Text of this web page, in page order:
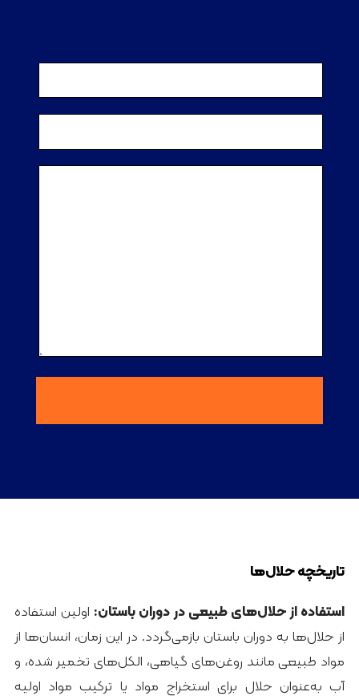
تاریخچه حلال‌ها
استفاده از حلال‌های طبیعی در دوران باستان:اولین استفاده
از حلال‌ها به دوران باستان بازمی‌گردد. در این زمان، انسان‌ها از
مواد طبیعی مانند روغن‌های گیاهی، الکل‌های تخمیر شده، و
آب به‌عنوان حلال برای استخراج مواد یا ترکیب مواد اولیه